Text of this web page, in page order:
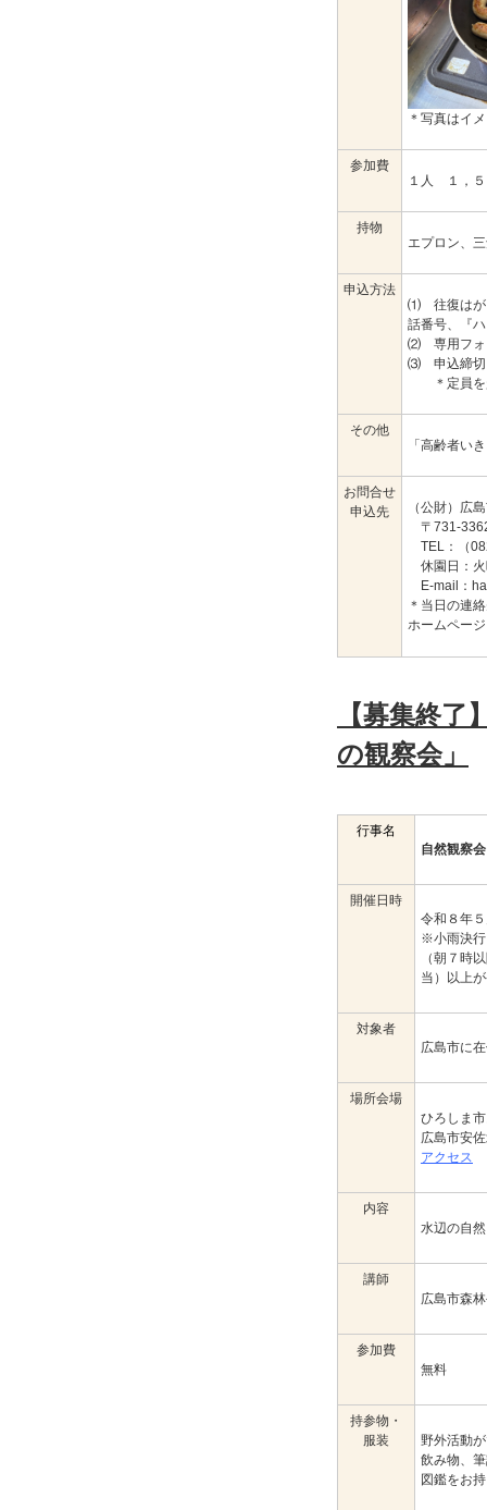
＊写真はイ
参加費
１人 １，５
持物
エプロン、
申込方法
⑴ 往復はが
話番号、『
⑵ 専用フォ
⑶ 申込締切
＊定員を
その他
「高齢者い
お問合せ
申込先
（公財）広
〒731-
TEL：（
休園日：火
E-mail：
＊当日の連
ホームペー
【募集終
の観察会」
行事名
自然観察
開催日時
令和８年
※小雨決行
（朝７時
当）以上
対象者
広島市に
場所会場
ひろしま
広島市安
アクセス
内容
水辺の自
講師
広島市森
参加費
無料
持参物・
服装
野外活動
飲み物、
図鑑をお